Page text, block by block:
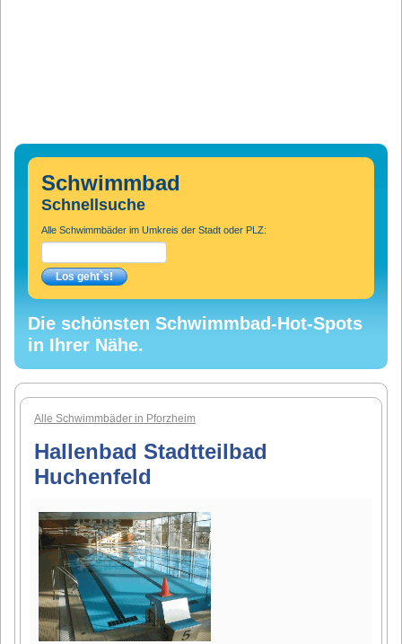
Schwimmbad
Schnellsuche
Alle Schwimmbäder im Umkreis der Stadt oder PLZ:
Die schönsten Schwimmbad-Hot-Spots
in Ihrer Nähe.
Alle Schwimmbäder in Pforzheim
Hallenbad Stadtteilbad
Huchenfeld